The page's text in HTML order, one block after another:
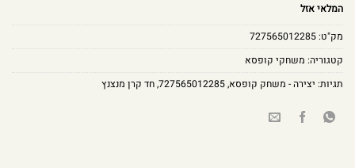
המלאי אזל
מק"ט:727565012285
קטגוריה: משחקי קופסא
תגיות: יצירה - משחק קופסא,
727565012285
,חד קרן מנצנץ